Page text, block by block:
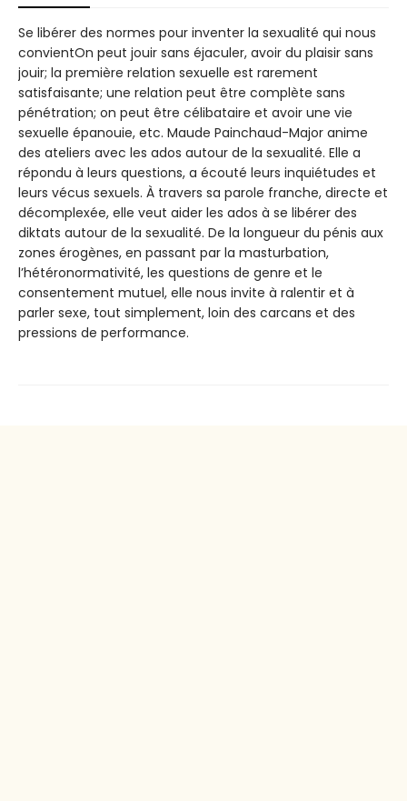
Se libérer des normes pour inventer la sexualité qui nous
convientOn peut jouir sans éjaculer, avoir du plaisir sans
jouir; la première relation sexuelle est rarement
satisfaisante; une relation peut être complète sans
pénétration; on peut être célibataire et avoir une vie
sexuelle épanouie, etc. Maude Painchaud-Major anime
des ateliers avec les ados autour de la sexualité. Elle a
répondu à leurs questions, a écouté leurs inquiétudes et
leurs vécus sexuels. À travers sa parole franche, directe et
décomplexée, elle veut aider les ados à se libérer des
diktats autour de la sexualité. De la longueur du pénis aux
zones érogènes, en passant par la masturbation,
l’hétéronormativité, les questions de genre et le
consentement mutuel, elle nous invite à ralentir et à
parler sexe, tout simplement, loin des carcans et des
pressions de performance.